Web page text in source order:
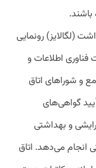
(لگالایز) رونمایی
اطلاعات و
و شوراهای اتاق
گواهی‌های
و بهداشتی
انجام می‌دهد. اتاق